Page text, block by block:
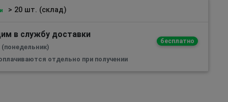
> 20 шт. (склад)
в службу доставки
бесплатно
(понедельник)
отдельно при получении